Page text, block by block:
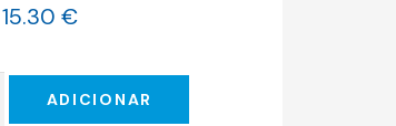
O
era:
17.00 €.
15.30€O
é:
15.30 €.
ADICIONAR